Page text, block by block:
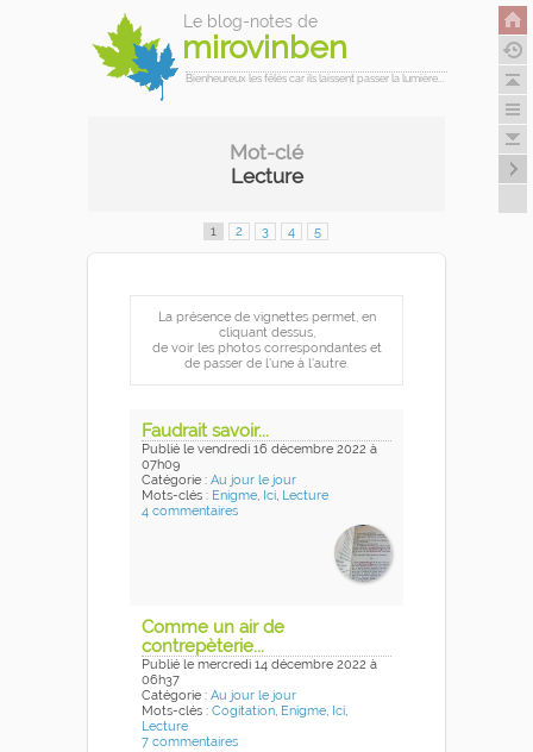
Le blog-notes de
mirovinben
Bienheureux les fêlés car ils laissent passer la lumière...
Mot-clé
Lecture
1 2 3 4 5
La présence de vignettes permet, en
cliquant dessus,
de voir les photos correspondantes et
de passer de l'une à l'autre.
Faudrait savoir...
Publié le vendredi 16 décembre 2022 à
07h09
Catégorie : Au jour le jour
Mots-clés : Enigme, Ici, Lecture
4 commentaires
Comme un air de
contrepèterie...
Publié le mercredi 14 décembre 2022 à
06h37
Catégorie : Au jour le jour
Mots-clés : Cogitation, Enigme, Ici,
Lecture
7 commentaires